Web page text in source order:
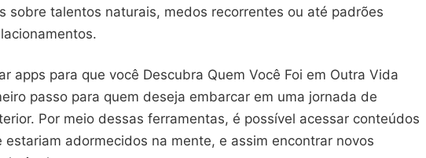
sobre talentos naturais, medos recorrentes ou até padrões
apps para que você Descubra Quem Você Foi em Outra Vida
passo para quem deseja embarcar em uma jornada de
Por meio dessas ferramentas, é possível acessar conteúdos
estariam adormecidos na mente, e assim encontrar novos